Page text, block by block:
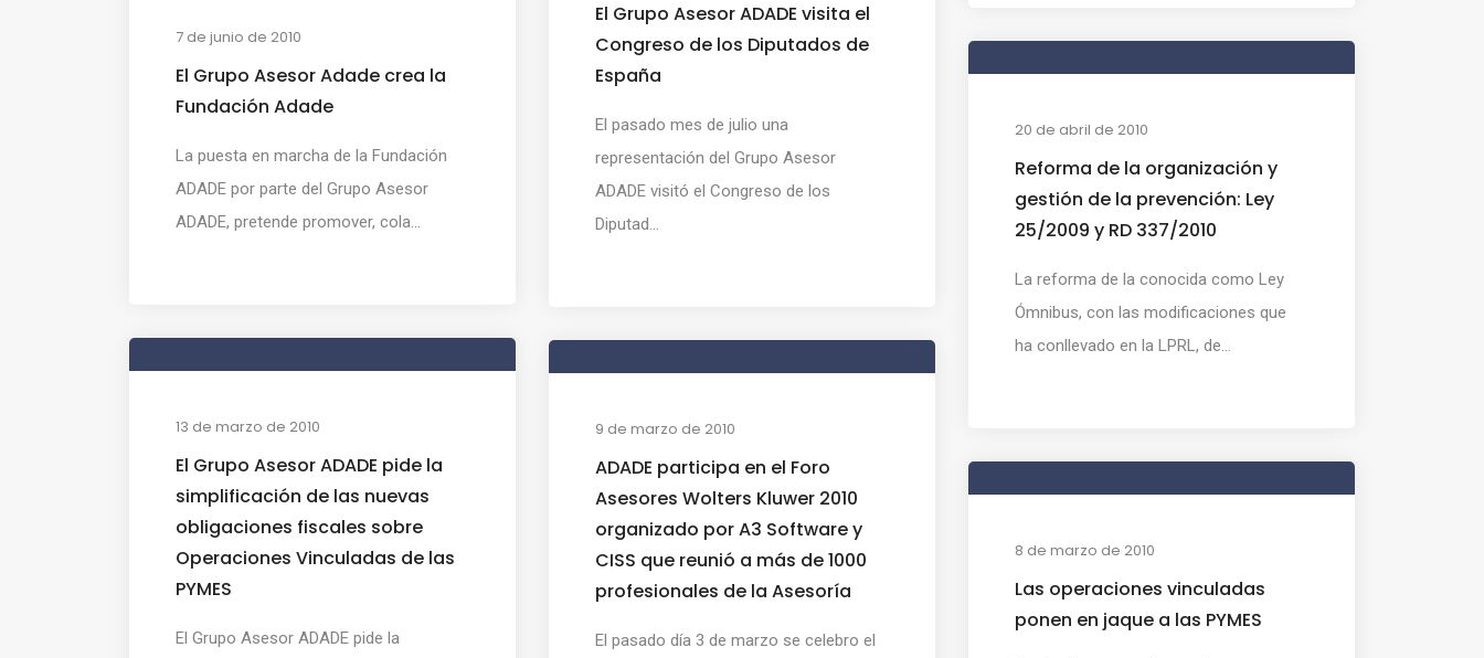
El Grupo Asesor ADADE visita el
Congreso de los Diputados de
España
El pasado mes de julio una
representación del Grupo Asesor
ADADE visitó el Congreso de los
Diputad...
7 de junio de 2010
El Grupo Asesor Adade crea la
Fundación Adade
La puesta en marcha de la Fundación
ADADE por parte del Grupo Asesor
ADADE, pretende promover, cola...
20 de abril de 2010
Reforma de la organización y
gestión de la prevención: Ley
25/2009 y RD 337/2010
La reforma de la conocida como Ley
Ómnibus, con las modificaciones que
ha conllevado en la LPRL, de...
13 de marzo de 2010
El Grupo Asesor ADADE pide la
simplificación de las nuevas
obligaciones fiscales sobre
Operaciones Vinculadas de las
PYMES
El Grupo Asesor ADADE pide la
9 de marzo de 2010
ADADE participa en el Foro
Asesores Wolters Kluwer 2010
organizado por A3 Software y
CISS que reunió a más de 1000
profesionales de la Asesoría
El pasado día 3 de marzo se celebro el
8 de marzo de 2010
Las operaciones vinculadas
ponen en jaque a las PYMES